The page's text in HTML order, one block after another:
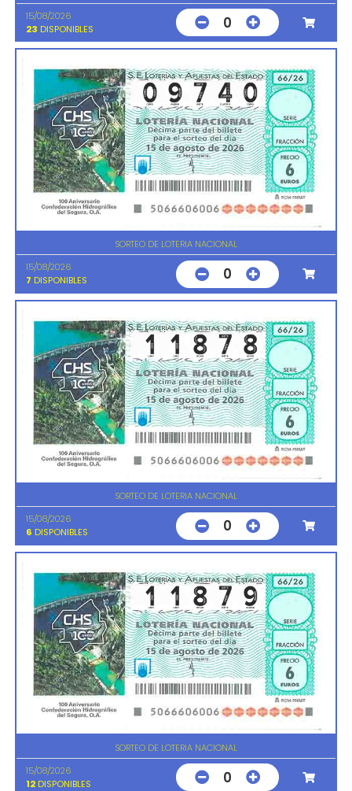
15/08/2026
23 DISPONIBLES 0
SORTEO DE LOTERIA NACIONAL
15/08/2026
7 DISPONIBLES 0
SORTEO DE LOTERIA NACIONAL
15/08/2026
6 DISPONIBLES 0
SORTEO DE LOTERIA NACIONAL
15/08/2026
12 DISPONIBLES 0